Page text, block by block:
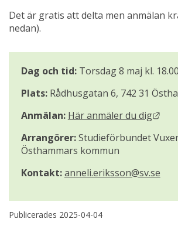
Det är gratis att delta men anmälan
nedan).
Dag och tid: Torsdag 8 maj kl.
Plats: Rådhusgatan 6, 742 31
Anmälan: Här anmäler du dig
Arrangörer: Studieförbundet
Östhammars kommun
Kontakt:anneli.eriksson@sv.se
Publicerades 2025-04-04